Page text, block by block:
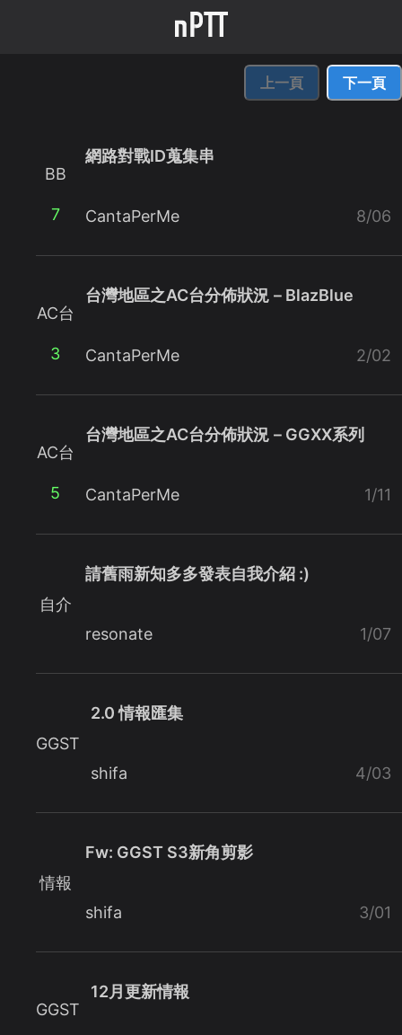
上一頁 下一頁
BB
7
網路對戰ID蒐集串
CantaPerMe 8/06
AC台
3
台灣地區之AC台分佈狀況－BlazBlue
CantaPerMe 2/02
AC台
5
台灣地區之AC台分佈狀況－GGXX系列
CantaPerMe 1/11
自介
請舊雨新知多多發表自我介紹 :)
resonate 1/07
GGST
2.0 情報匯集
shifa 4/03
情報
Fw: GGST S3新角剪影
shifa 3/01
GGST
12月更新情報